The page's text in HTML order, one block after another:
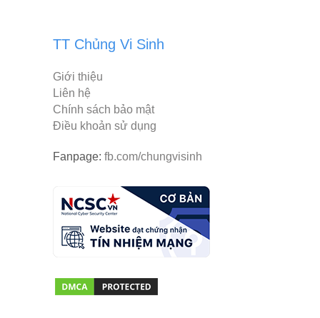
TT Chủng Vi Sinh
Giới thiệu
Liên hệ
Chính sách bảo mật
Điều khoản sử dụng
Fanpage: fb.com/chungvisinh